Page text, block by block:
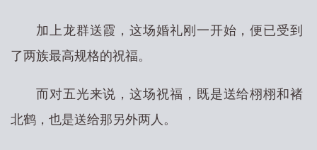
加上龙群送霞，这场婚礼刚一开始，便已受到
了两族最高规格的祝福。
而对五光来说，这场祝福，既是送给栩栩和褚
北鹤，也是送给那另外两人。